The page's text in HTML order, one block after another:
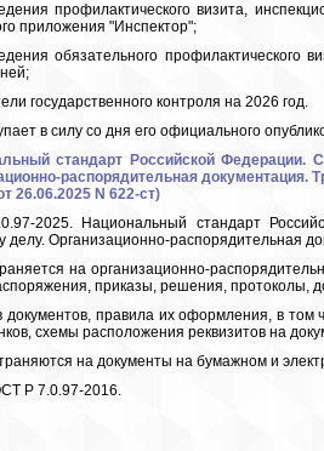
профилактического визита,
приложения "Инспектор";
обязательного профилактического
государственного контроля на 2026 год.
в силу со дня его официального
стандарт Российской Федерации.
распорядительная
26.06.2025 N 622-ст)
2025. Национальный стандарт
делу. Организационно-распорядительная
на организационно-
приказы, решения, протоколы,
документов, правила их оформления, в
схемы расположения реквизитов на
на документы на бумажном и
Р 7.0.97-2016.